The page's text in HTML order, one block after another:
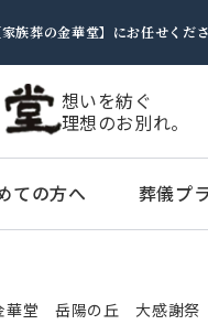
族葬の金華堂】にお任せくださ
想いを紡ぐ
理想のお別れ。
ての方へ 葬儀プ
華堂 岳陽の丘 大感謝祭